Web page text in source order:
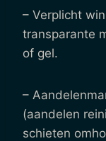
– Verplicht
transparante
of gel.
–
(aandelen
schieten